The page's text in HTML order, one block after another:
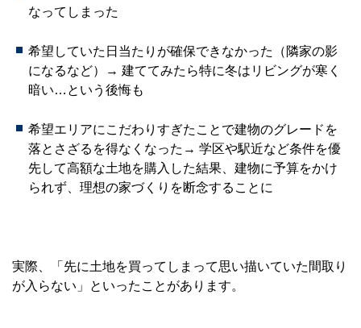
なってしまった
希望していた日当たりが確保できなかった（隣家の影
になるなど）→ 建ててみたら特に冬はリビングが寒く
暗い…という後悔も
希望エリアにこだわりすぎたことで建物のグレードを
落とさざるを得なくなった→ 学区や駅近など条件を優
先して高額な土地を購入した結果、建物に予算をかけ
られず、理想の家づくりを断念することに
実際、「先に土地を買ってしまって思い描いていた間取り
が入らない」といったことがあります。